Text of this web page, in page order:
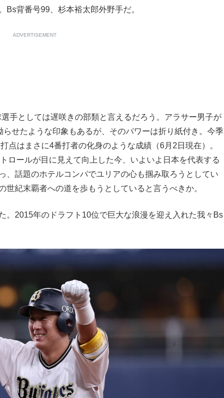
Bs背番号99、杉本裕太郎外野手だ。
ADVERTISEMENT
手としては遅咲きの部類と言えるだろう。アラサー男子が
らせたような印象もあるが、そのパワーは折り紙付き。今季
点はまさに4番打者の化身のような成績（6月2日現在）。
ロールが目に見えて向上した今、いよいよ日本を代表する
、話題のホテルコンパでユリアの心も掴み取ろうとしてい
紀末覇者への道を歩もうとしていると言うべきか。
2015年のドラフト10位で巨大な浪漫を迎え入れた我々Bs